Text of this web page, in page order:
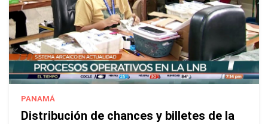
PANAMÁ
Distribución de chances y billetes de la